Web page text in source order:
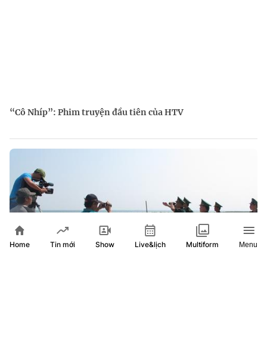
“Cô Nhíp”: Phim truyện đầu tiên của HTV
Home Tin mới Show Live&lịch Multiform Menu